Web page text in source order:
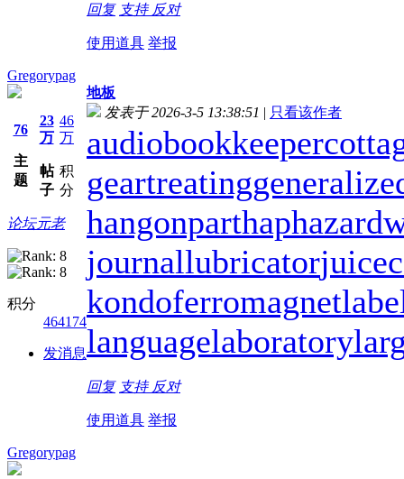
回复 支持 反对
使用道具 举报
Gregorypag
76
主
题
23
万
帖
子
46
万
积
分
论坛元老
积分
464174
发消息
地板
发表于 2026-3-5 13:38:51 | 只看该作者
audiobookkeeper
geartreating
hangonpart
journallubricator
kondoferromagnet
languagelaboratory
回复 支持 反对
使用道具 举报
Gregorypag